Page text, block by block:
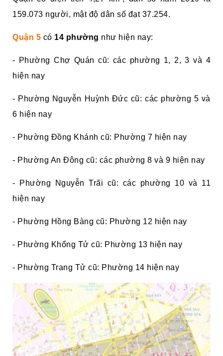
159.073 người, mật độ dân số đạt 37.254.
Quận 5 có 14 phường như hiện nay:
- Phường Chợ Quán cũ: các phường 1, 2, 3 và 4
hiện nay
- Phường Nguyễn Huỳnh Đức cũ: các phường 5 và
6 hiện nay
- Phường Đồng Khánh cũ: Phường 7 hiện nay
- Phường An Đông cũ: các phường 8 và 9 hiện nay
- Phường Nguyễn Trãi cũ: các phường 10 và 11
hiện nay
- Phường Hồng Bàng cũ: Phường 12 hiện nay
- Phường Khổng Tử cũ: Phường 13 hiện nay
- Phường Trang Tử cũ: Phường 14 hiện nay